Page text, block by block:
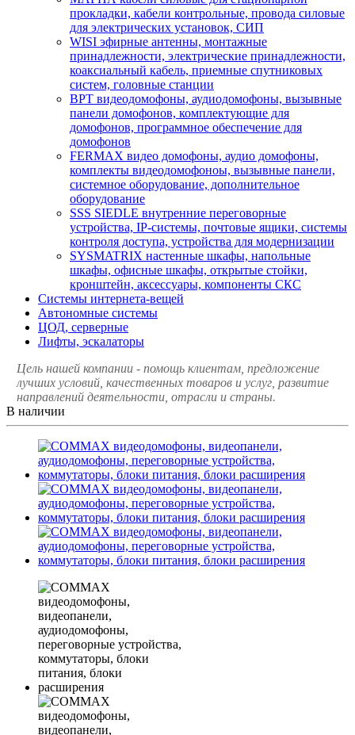
прокладки, кабели контрольные, провода силовые
для электрических установок, СИП
WISI эфирные антенны, монтажные
принадлежности, электрические принадлежности,
коаксиальный кабель, приемные спутниковых
систем, головные станции
BPT видеодомофоны, аудиодомофоны, вызывные
панели домофонов, комплектующие для
домофонов, программное обеспечение для
домофонов
FERMAX видео домофоны, аудио домофоны,
комплекты видеодомофоноы, вызывные панели,
системное оборудование, дополнительное
оборудование
SSS SIEDLE внутренние переговорные
устройства, IP-системы, почтовые ящики, системы
контроля доступа, устройства для модернизации
SYSMATRIX настенные шкафы, напольные
шкафы, офисные шкафы, открытые стойки,
кронштейн, аксессуары, компоненты СКС
Системы интернета-вещей
Автономные системы
ЦОД, серверные
Лифты, эскалаторы
Цель нашей компании - помощь клиентам, предложение
лучших условий, качественных товаров и услуг, развитие
направлений деятельности, отрасли и страны.
В наличии